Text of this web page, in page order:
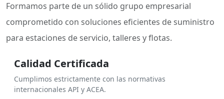
Formamos parte de un sólido grupo empresarial
comprometido con soluciones eficientes de suministro
para estaciones de servicio, talleres y flotas.
Calidad Certificada
Cumplimos estrictamente con las normativas
internacionales API y ACEA.